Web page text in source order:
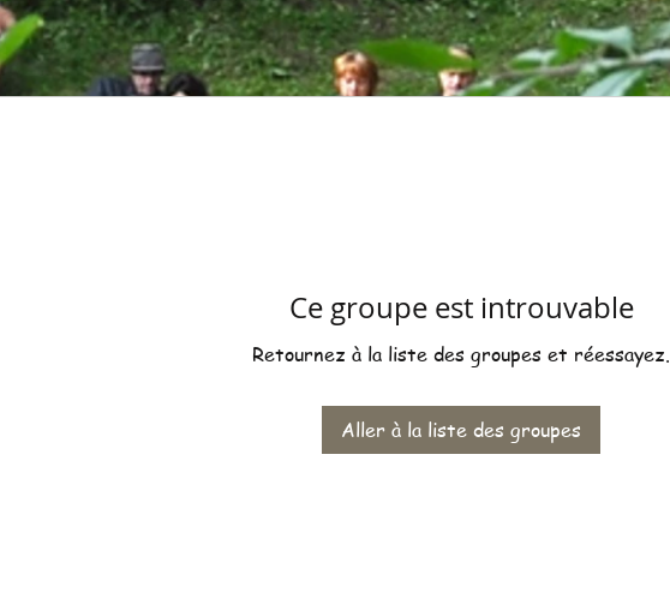
Ce groupe est introuvable
Retournez à la liste des groupes et réessayez.
Aller à la liste des groupes